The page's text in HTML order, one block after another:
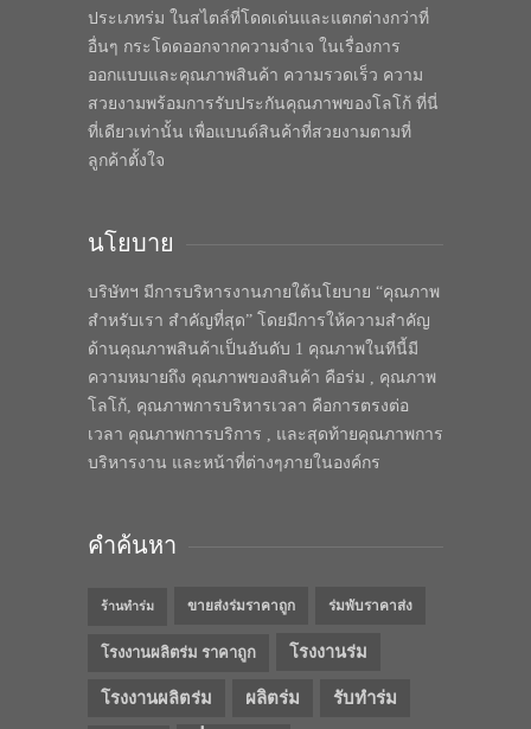
ประเภทร่ม ในสไตล์ที่โดดเด่นและแตกต่างกว่าที่
อื่นๆ กระโดดออกจากความจำเจ ในเรื่องการ
ออกแบบและคุณภาพสินค้า ความรวดเร็ว ความ
สวยงามพร้อมการรับประกันคุณภาพของโลโก้ ที่นี่
ที่เดียวเท่านั้น เพื่อแบนด์สินค้าที่สวยงามตามที่
ลูกค้าตั้งใจ
นโยบาย
บริษัทฯ มีการบริหารงานภายใต้นโยบาย “คุณภาพ
สำหรับเรา สำคัญที่สุด” โดยมีการให้ความสำคัญ
ด้านคุณภาพสินค้าเป็นอันดับ 1 คุณภาพในทีนี้มี
ความหมายถึง คุณภาพของสินค้า คือร่ม , คุณภาพ
โลโก้, คุณภาพการบริหารเวลา คือการตรงต่อ
เวลา คุณภาพการบริการ , และสุดท้ายคุณภาพการ
บริหารงาน และหน้าที่ต่างๆภายในองค์กร
คำค้นหา
ร้านทำร่ม ขายส่งร่มราคาถูก ร่มพับราคาส่ง
โรงงานผลิตร่ม ราคาถูก โรงงานร่ม
โรงงานผลิตร่ม ผลิตร่ม รับทำร่ม